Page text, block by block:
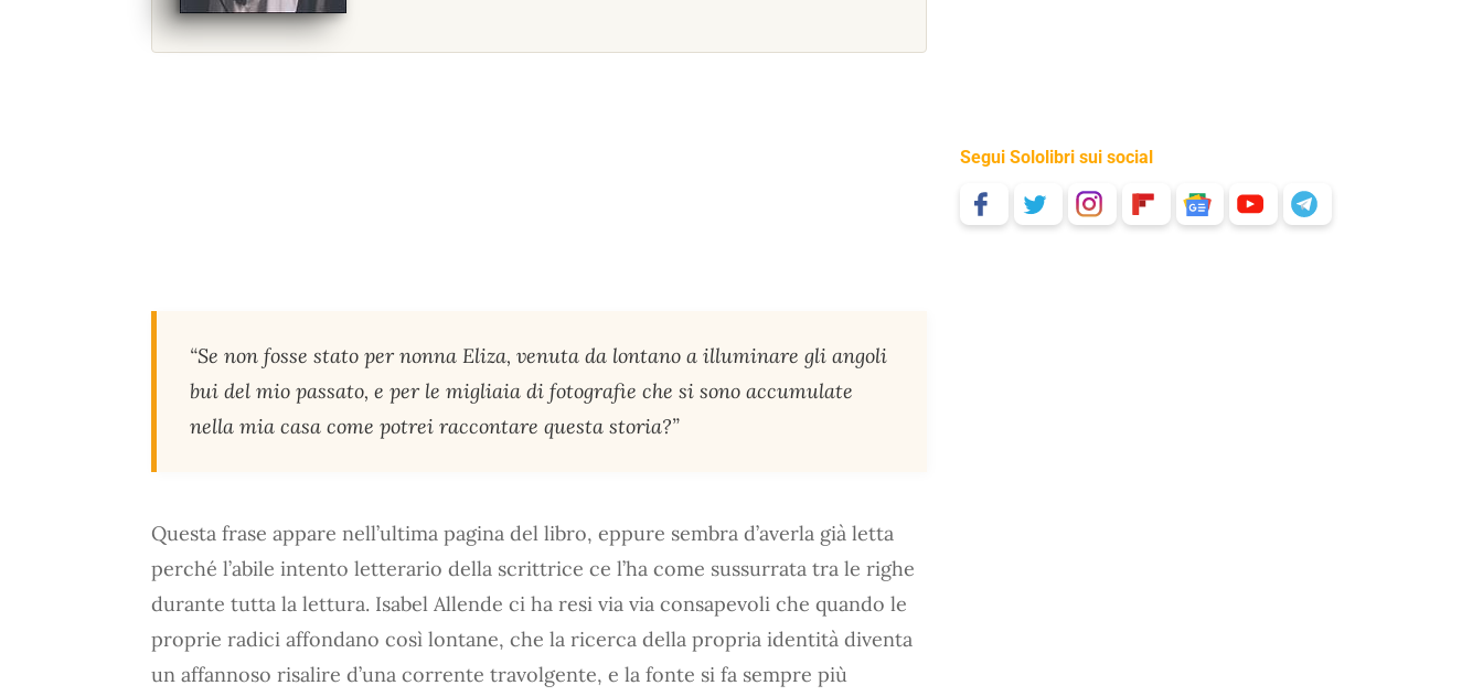
“Se non fosse stato per nonna Eliza, venuta da lontano a illuminare gli angoli
bui del mio passato, e per le migliaia di fotografie che si sono accumulate
nella mia casa come potrei raccontare questa storia?”
Questa frase appare nell’ultima pagina del libro, eppure sembra d’averla già letta
perché l’abile intento letterario della scrittrice ce l’ha come sussurrata tra le righe
durante tutta la lettura. Isabel Allende ci ha resi via via consapevoli che quando le
proprie radici affondano così lontane, che la ricerca della propria identità diventa
un affannoso risalire d’una corrente travolgente, e la fonte si fa sempre più
Segui Sololibri sui social